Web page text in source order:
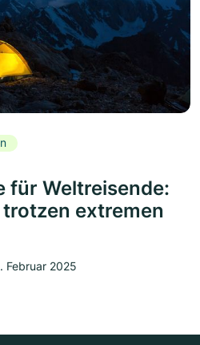
für Weltreisende:
extremen
Februar 2025